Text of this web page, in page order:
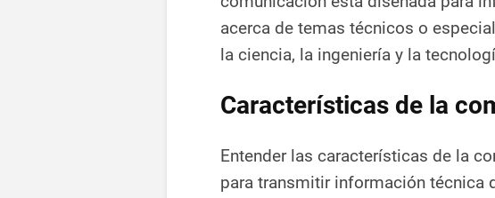
acerca de temas técnicos o
la ciencia, la ingeniería y la
Características de la
Entender las características de la
para transmitir información técnica